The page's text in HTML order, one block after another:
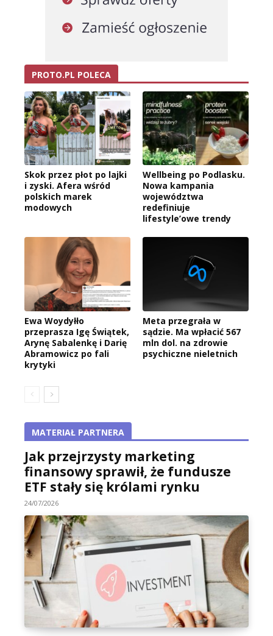
PROTO.PL POLECA
Skok przez płot po lajki
i zyski. Afera wśród
polskich marek
modowych
Wellbeing po Podlasku.
Nowa kampania
województwa
redefiniuje
lifestyle’owe trendy
Ewa Woydyłło
przeprasza Igę Świątek,
Arynę Sabalenkę i Darię
Abramowicz po fali
krytyki
Meta przegrała w
sądzie. Ma wpłacić 567
mln dol. na zdrowie
psychiczne nieletnich
MATERIAŁ PARTNERA
Jak przejrzysty marketing
finansowy sprawił, że fundusze
ETF stały się królami rynku
24/07/2026